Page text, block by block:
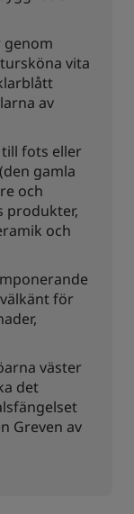
genom
vita
av
fots eller
gamla
och
produkter,
och
för
väster
det
Greven av